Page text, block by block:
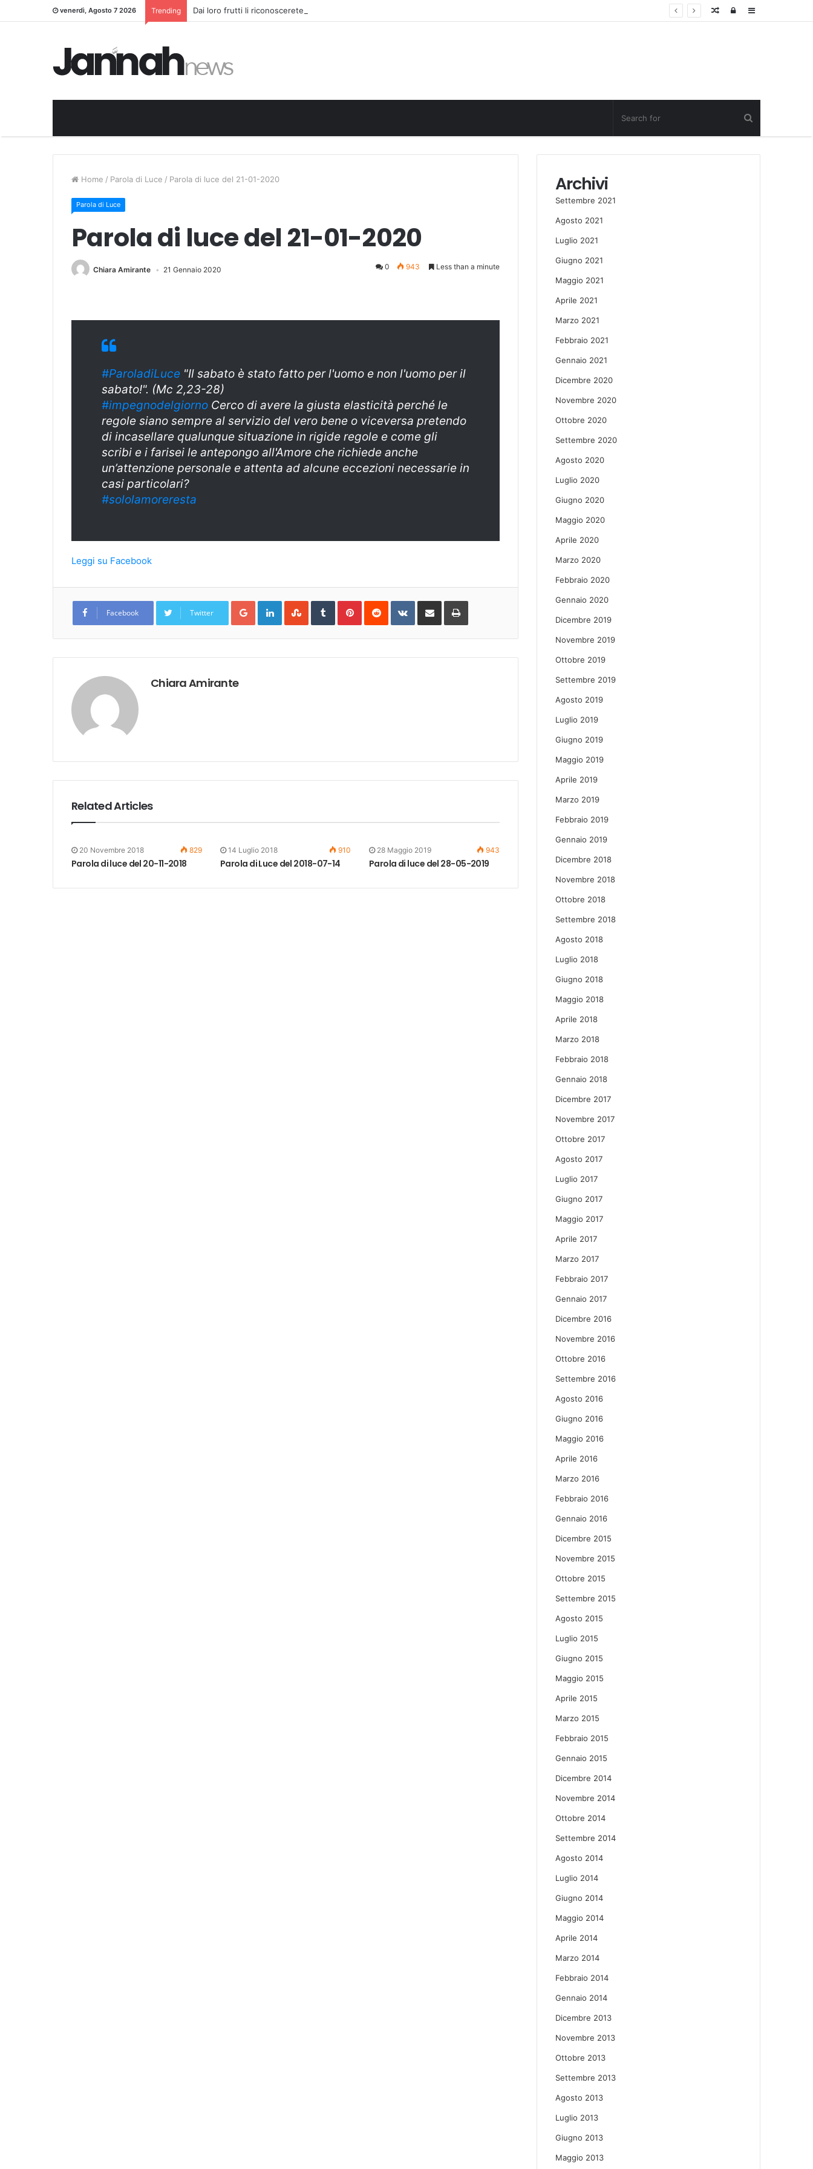
venerdì, Agosto 7 2026 Trending Dai loro frutti li riconoscerete Sidebar
Log
Random
Home / Parola di Luce / Parola di luce del 21-01-2020
Parola di Luce
Parola di luce del 21-01-2020
Chiara Amirante 21 Gennaio 2020 0 943 Less than a minute
#ParoladiLuce "Il sabato è stato fatto per l'uomo e non l'uomo per il
sabato!". (Mc 2,23-28)
#impegnodelgiorno Cerco di avere la giusta elasticità perché le
regole siano sempre al servizio del vero bene o viceversa pretendo
di incasellare qualunque situazione in rigide regole e come gli
scribi e i farisei le antepongo all'Amore che richiede anche
un’attenzione personale e attenta ad alcune eccezioni necessarie in
casi particolari?
#sololamoreresta
Leggi su Facebook
Facebook Twitter
Google+LinkedInStumbleUpon
TumblrPinterestReddit VKontakteShare
Email
Print
Chiara Amirante
Related Articles
20 Novembre 2018 829
Parola di luce del 20-11-2018
14 Luglio 2018 910
Parola di Luce del 2018-07-14
28 Maggio 2019 943
Parola di luce del 28-05-2019
Archivi
Settembre 2021
Agosto 2021
Luglio 2021
Giugno 2021
Maggio 2021
Aprile 2021
Marzo 2021
Febbraio 2021
Gennaio 2021
Dicembre 2020
Novembre 2020
Ottobre 2020
Settembre 2020
Agosto 2020
Luglio 2020
Giugno 2020
Maggio 2020
Aprile 2020
Marzo 2020
Febbraio 2020
Gennaio 2020
Dicembre 2019
Novembre 2019
Ottobre 2019
Settembre 2019
Agosto 2019
Luglio 2019
Giugno 2019
Maggio 2019
Aprile 2019
Marzo 2019
Febbraio 2019
Gennaio 2019
Dicembre 2018
Novembre 2018
Ottobre 2018
Settembre 2018
Agosto 2018
Luglio 2018
Giugno 2018
Maggio 2018
Aprile 2018
Marzo 2018
Febbraio 2018
Gennaio 2018
Dicembre 2017
Novembre 2017
Ottobre 2017
Agosto 2017
Luglio 2017
Giugno 2017
Maggio 2017
Aprile 2017
Marzo 2017
Febbraio 2017
Gennaio 2017
Dicembre 2016
Novembre 2016
Ottobre 2016
Settembre 2016
Agosto 2016
Giugno 2016
Maggio 2016
Aprile 2016
Marzo 2016
Febbraio 2016
Gennaio 2016
Dicembre 2015
Novembre 2015
Ottobre 2015
Settembre 2015
Agosto 2015
Luglio 2015
Giugno 2015
Maggio 2015
Aprile 2015
Marzo 2015
Febbraio 2015
Gennaio 2015
Dicembre 2014
Novembre 2014
Ottobre 2014
Settembre 2014
Agosto 2014
Luglio 2014
Giugno 2014
Maggio 2014
Aprile 2014
Marzo 2014
Febbraio 2014
Gennaio 2014
Dicembre 2013
Novembre 2013
Ottobre 2013
Settembre 2013
Agosto 2013
Luglio 2013
Giugno 2013
Maggio 2013